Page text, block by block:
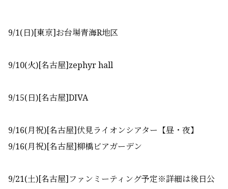
9/1(日)[東京]お台場青海R地区
9/10(火)[名古屋]zephyr hall
9/15(日)[名古屋]DIVA
9/16(月祝)[名古屋]伏見ライオンシアター【昼・夜】
9/16(月祝)[名古屋]柳橋ビアガーデン
9/21(土)[名古屋]ファンミーティング予定※詳細は後日公